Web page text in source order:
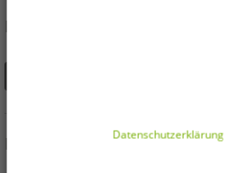
DU FINDEST UNS AUCH AUF
INFORMATIONENDaten­schutz­erklärung